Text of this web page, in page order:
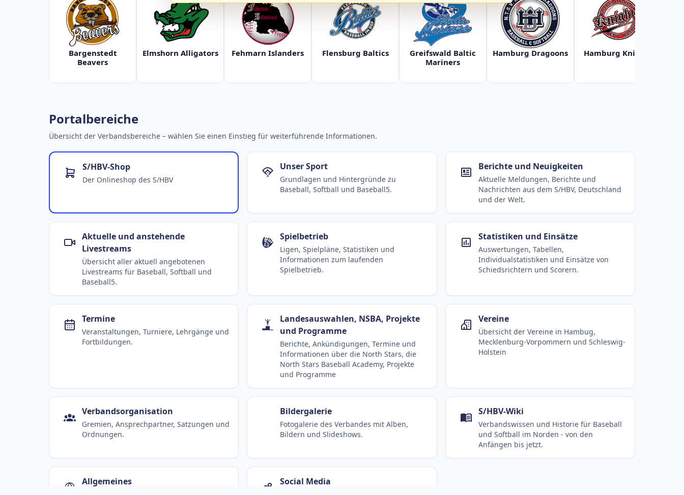
Bargenstedt
Beavers
Elmshorn Alligators Fehmarn Islanders Flensburg Baltics
Greifswald Baltic
Mariners
Hamburg Dragoons Hamburg Knights
Portalbereiche
Übersicht der Verbandsbereiche – wählen Sie einen Einstieg für weiterführende Informationen.
S/HBV-Shop
Der Onlineshop des S/HBV
Unser Sport
Grundlagen und Hintergründe zu
Baseball, Softball und Baseball5.
Berichte und Neuigkeiten
Aktuelle Meldungen, Berichte und
Nachrichten aus dem S/HBV, Deutschland
und der Welt.
Aktuelle und anstehende
Livestreams
Übersicht aller aktuell angebotenen
Livestreams für Baseball, Softball und
Baseball5.
Spielbetrieb
Ligen, Spielpläne, Statistiken und
Informationen zum laufenden
Spielbetrieb.
Statistiken und Einsätze
Auswertungen, Tabellen,
Individualstatistiken und Einsätze von
Schiedsrichtern und Scorern.
Termine
Veranstaltungen, Turniere, Lehrgänge und
Fortbildungen.
Landesauswahlen, NSBA, Projekte
und Programme
Berichte, Ankündigungen, Termine und
Informationen über die North Stars, die
North Stars Baseball Academy, Projekte
und Programme
Vereine
Übersicht der Vereine in Hambug,
Mecklenburg-Vorpommern und Schleswig-
Holstein
Verbandsorganisation
Gremien, Ansprechpartner, Satzungen und
Ordnungen.
Bildergalerie
Fotogalerie des Verbandes mit Alben,
Bildern und Slideshows.
S/HBV-Wiki
Verbandswissen und Historie für Baseball
und Softball im Norden - von den
Anfängen bis jetzt.
Allgemeines Social Media